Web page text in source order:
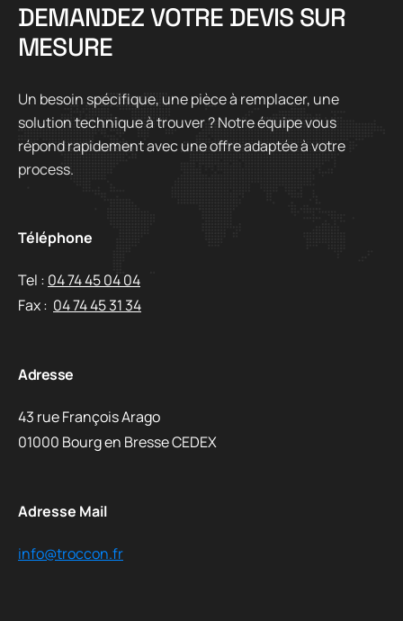
DEMANDEZVOTRE DEVIS SUR
MESURE
Un besoin spécifique, une pièce à remplacer, une
solution technique à trouver ? Notre équipe vous
répond rapidement avec une offre adaptée à votre
process.
Téléphone
Tel : 04 74 45 04 04
Fax : 04 74 45 31 34
Adresse
43 rue François Arago
01000 Bourg en Bresse CEDEX
Adresse Mail
info@troccon.fr